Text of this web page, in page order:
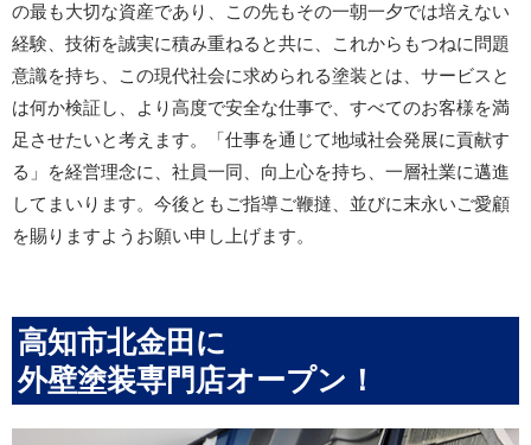
の最も大切な資産であり、この先もその一朝一夕では培えない
経験、技術を誠実に積み重ねると共に、これからもつねに問題
意識を持ち、この現代社会に求められる塗装とは、サービスと
は何か検証し、より高度で安全な仕事で、すべてのお客様を満
足させたいと考えます。「仕事を通じて地域社会発展に貢献す
る」を経営理念に、社員一同、向上心を持ち、一層社業に邁進
してまいります。今後ともご指導ご鞭撻、並びに末永いご愛顧
を賜りますようお願い申し上げます。
高知市北金田に
外壁塗装専門店オープン！